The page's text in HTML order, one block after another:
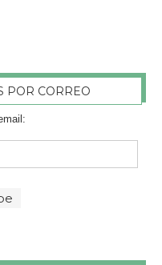
POR CORREO